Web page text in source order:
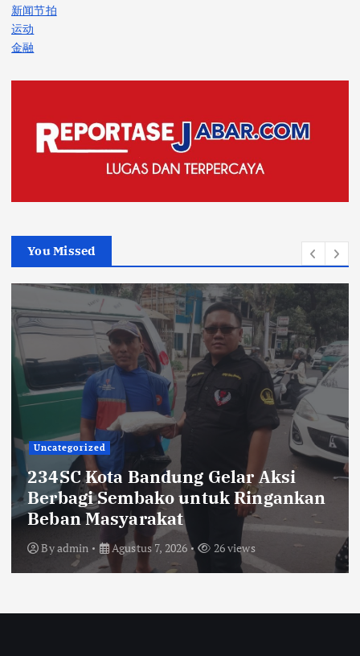
新闻节拍
运动
金融
You Missed
Uncategorized
234SC Kota Bandung Gelar Aksi
Berbagi Sembako untuk Ringankan
Beban Masyarakat
Byadmin Agustus 7, 2026 26 views